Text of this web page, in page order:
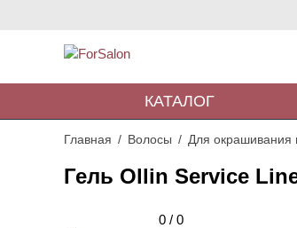
КАТАЛОГ
Главная Волосы Для окрашивания
Гель Ollin Service
0 / 0